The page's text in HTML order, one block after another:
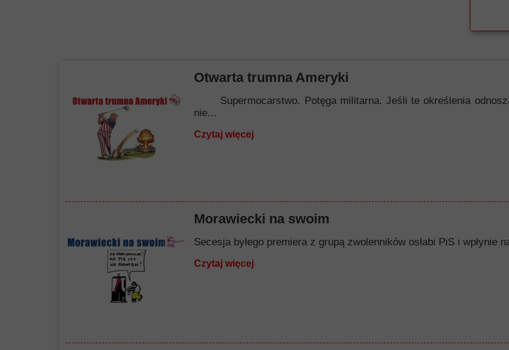
Otwarta trumna Ameryki
Supermocarstwo. Potęga militarna. Jeśli te określenia
nie...
Czytaj więcej
Morawiecki na swoim
Secesja byłego premiera z grupą zwolenników osłabi PiS i wpłynie
Czytaj więcej